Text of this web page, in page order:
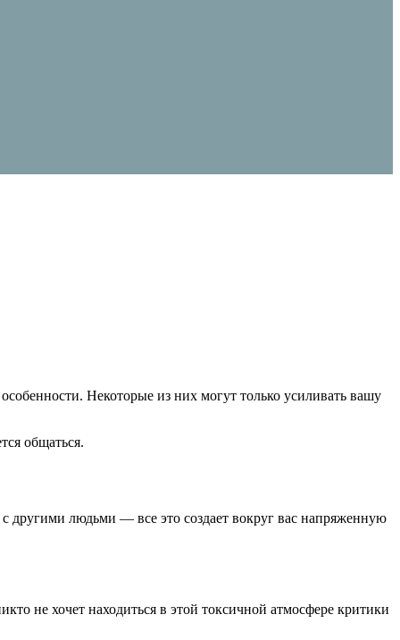
Некоторые из них могут только усиливать вашу
общаться.
другими людьми — все это создает вокруг вас напряженную
не хочет находиться в этой токсичной атмосфере критики